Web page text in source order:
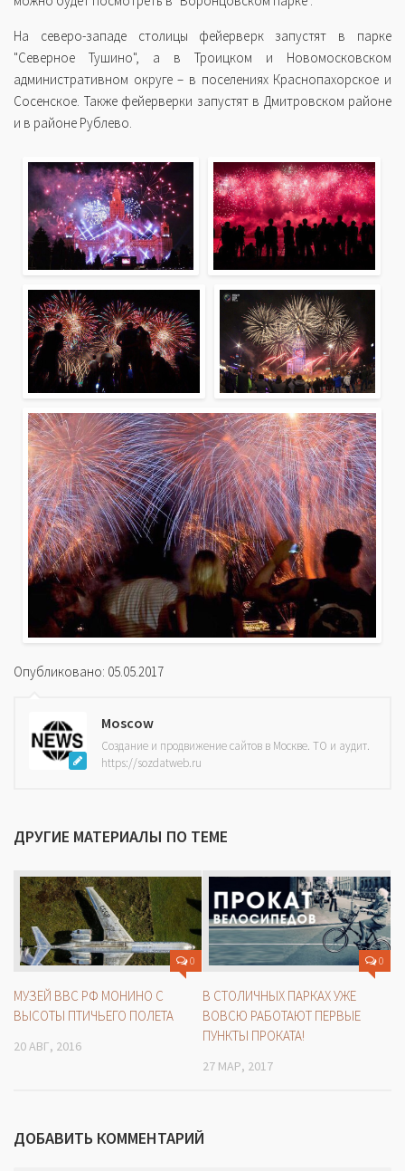
На северо-западе столицы фейерверк запустят в парке
"Северное Тушино", а в Троицком и Новомосковском
административном округе – в поселениях Краснопахорское и
Сосенское. Также фейерверки запустят в Дмитровском районе
и в районе Рублево.
Опубликовано: 05.05.2017
Moscow
Создание и продвижение сайтов в Москве. ТО и аудит.
https://sozdatweb.ru
ДРУГИЕ МАТЕРИАЛЫ ПО ТЕМЕ
0
МУЗЕЙ ВВС РФ МОНИНО С
ВЫСОТЫ ПТИЧЬЕГО ПОЛЕТА
20 АВГ, 2016
0
В СТОЛИЧНЫХ ПАРКАХ УЖЕ
ВОВСЮ РАБОТАЮТ ПЕРВЫЕ
ПУНКТЫ ПРОКАТА!
27 МАР, 2017
ДОБАВИТЬ КОММЕНТАРИЙ